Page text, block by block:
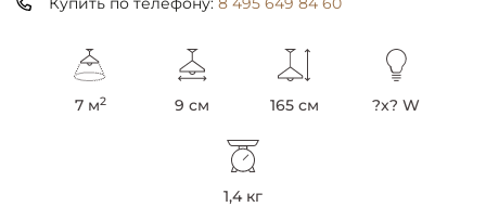
7 м2 9 см 165 см ?x? W
1,4 кг